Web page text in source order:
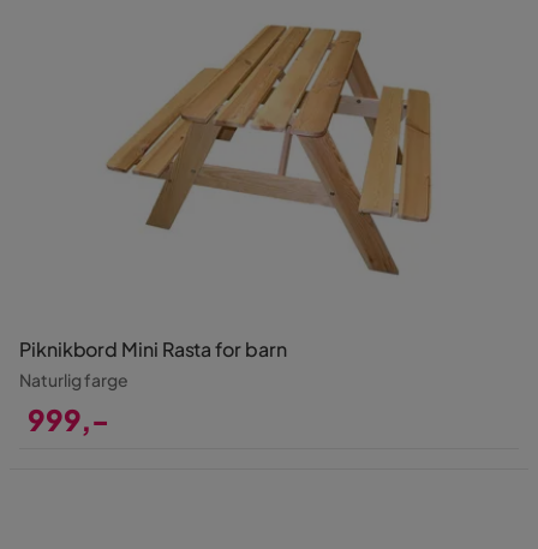
Piknikbord Mini Rasta for barn
Naturlig farge
999,-